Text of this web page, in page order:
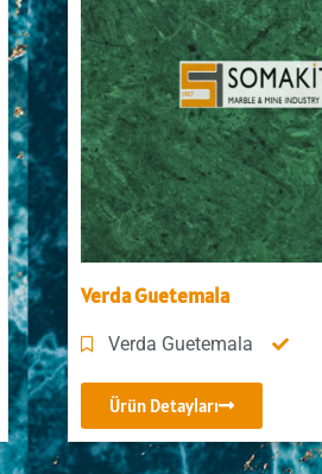
Verda Guetemala
Verda Guetemala
Ürün Detayları